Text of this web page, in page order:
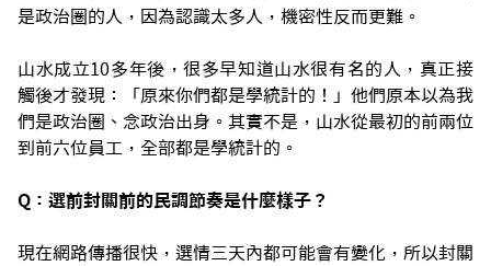
是政治圈的人，因為認識太多人，機密性反而更難。
山水成立10多年後，很多早知道山水很有名的人，真正接
觸後才發現：「原來你們都是學統計的！」他們原本以為我
們是政治圈、念政治出身。其實不是，山水從最初的前兩位
到前六位員工，全部都是學統計的。
Q：選前封關前的民調節奏是什麼樣子？
現在網路傳播很快，選情三天內都可能會有變化，所以封關